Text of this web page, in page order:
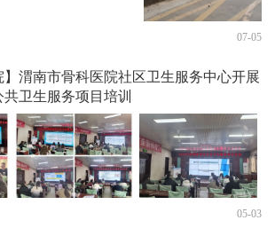
07-05
】渭南市骨科医院社区卫生服务中心开展
卫生服务项目培训
05-03